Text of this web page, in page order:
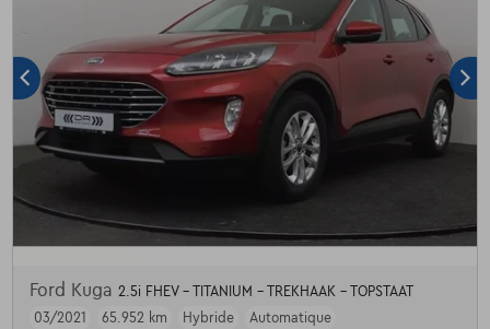
Ford Kuga 2.5i FHEV - TITANIUM - TREKHAAK - TOPSTAAT
03/2021
65.952 km Hybride Automatique